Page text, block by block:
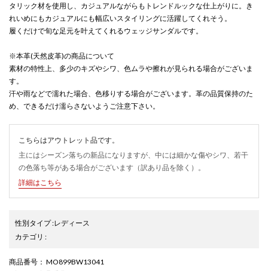
タリック材を使用し、カジュアルながらもトレンドルックな仕上がりに。き
れいめにもカジュアルにも幅広いスタイリングに活躍してくれそう。
履くだけで旬な足元を叶えてくれるウェッジサンダルです。
※本革(天然皮革)の商品について
素材の特性上、多少のキズやシワ、色ムラや擦れが見られる場合がございま
す。
汗や雨などで濡れた場合、色移りする場合がございます。革の品質保持のた
め、できるだけ濡らさないようご注意下さい。
こちらはアウトレット品です。
主にはシーズン落ちの新品になりますが、中には細かな傷やシワ、若干
の色落ち等がある場合がございます（訳あり品を除く）。
詳細はこちら
性別タイプ:レディース
カテゴリ :
商品番号 ： MO899BW13041